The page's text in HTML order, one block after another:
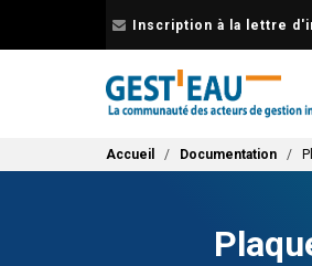
Inscription à la lettre
Fil d'Ariane
Accueil Documentation